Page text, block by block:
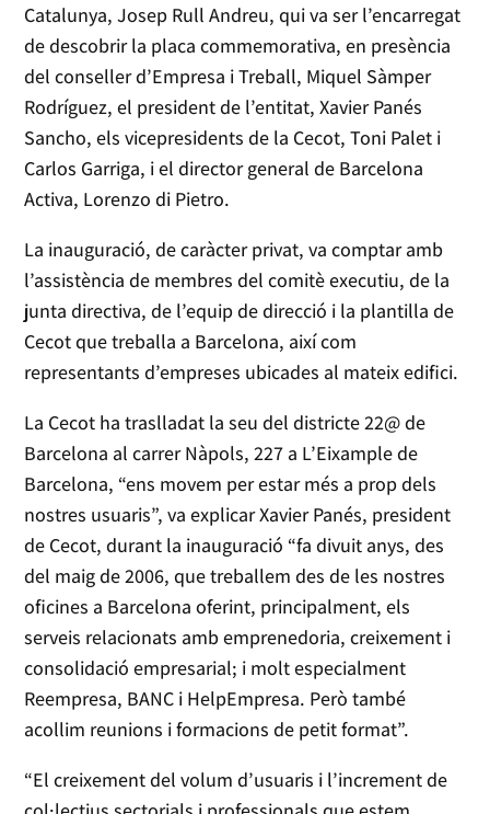
Catalunya, Josep Rull Andreu, qui va ser l’encarregat
de descobrir la placa commemorativa, en presència
del conseller d’Empresa i Treball, Miquel Sàmper
Rodríguez, el president de l’entitat, Xavier Panés
Sancho, els vicepresidents de la Cecot, Toni Palet i
Carlos Garriga, i el director general de Barcelona
Activa, Lorenzo di Pietro.
La inauguració, de caràcter privat, va comptar amb
l’assistència de membres del comitè executiu, de la
junta directiva, de l’equip de direcció i la plantilla de
Cecot que treballa a Barcelona, així com
representants d’empreses ubicades al mateix edifici.
La Cecot ha traslladat la seu del districte 22@ de
Barcelona al carrer Nàpols, 227 a L’Eixample de
Barcelona, “ens movem per estar més a prop dels
nostres usuaris”, va explicar Xavier Panés, president
de Cecot, durant la inauguració “fa divuit anys, des
del maig de 2006, que treballem des de les nostres
oficines a Barcelona oferint, principalment, els
serveis relacionats amb emprenedoria, creixement i
consolidació empresarial; i molt especialment
Reempresa, BANC i HelpEmpresa. Però també
acollim reunions i formacions de petit format”.
“El creixement del volum d’usuaris i l’increment de